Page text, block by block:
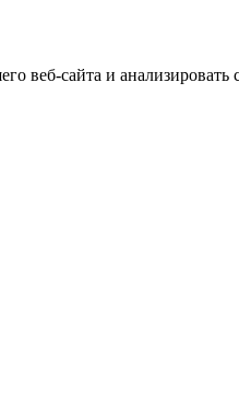
веб-сайта и анализировать